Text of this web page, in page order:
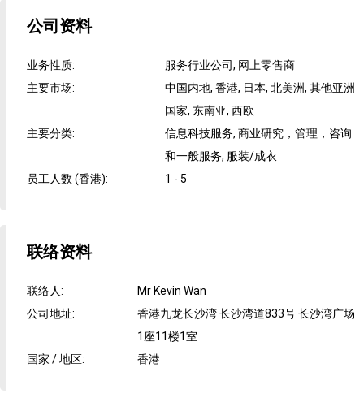
公司资料
业务性质:
服务行业公司, 网上零售商
主要市场:
中国内地, 香港, 日本, 北美洲, 其他亚洲
国家, 东南亚, 西欧
主要分类:
信息科技服务, 商业研究，管理，咨询
和一般服务, 服装/成衣
员工人数 (香港): 1 - 5
联络资料
联络人:
Mr Kevin Wan
公司地址:
香港九龙长沙湾 长沙湾道833号 长沙湾广场
1座11楼1室
国家 / 地区: 香港